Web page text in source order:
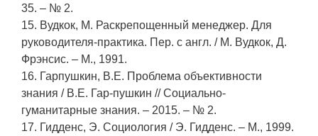
35. – № 2.
15. Вудкок, М. Раскрепощенный менеджер. Для
руководителя-практика. Пер. с англ. / М. Вудкок, Д.
Фрэнсис. – М., 1991.
16. Гарпушкин, В.Е. Проблема объективности
знания / В.Е. Гар-пушкин // Социально-
гуманитарные знания. – 2015. – № 2.
17. Гидденс, Э. Социология / Э. Гидденс. – М., 1999.